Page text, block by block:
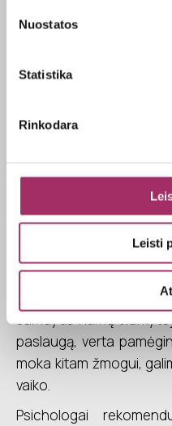
Nuostatos
Statistika
Rinkodara
Leisti
taupymo planą. Tokiu
galima įdarbinti ir
Nuo 14 m.
vaikas jau
būtinąsias prekes pirkti
Nereikėtų mokėti už
Pagrindinė mūsų
namų durų. Todėl už
žaislus apdovanoti
nėra būdas užsidirbti,
samdytis namų
paslaugą, verta
moka kitam žmogui,
vaiko.
Psichologai